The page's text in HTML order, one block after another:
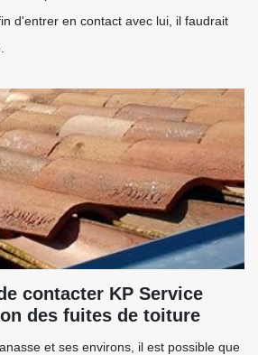
d'entrer en contact avec lui, il faudrait
contacter KP Service
des fuites de toiture
et ses environs, il est possible que